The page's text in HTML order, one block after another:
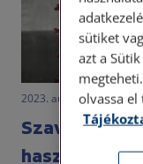
2023. augusztus 11. •
Szavak,
használsz,
sütiket
azt a
olvassa